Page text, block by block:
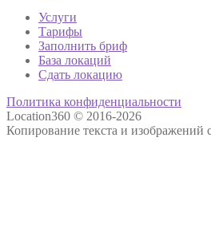
Услуги
Тарифы
Заполнить бриф
База локаций
Сдать локацию
Политика конфиденциальности
Location360 © 2016-2026
Копирование текста и изображений